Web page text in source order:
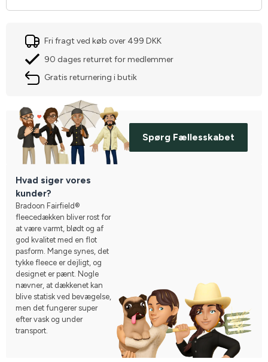
Fri fragt ved køb over 499 DKK
90 dages returret for medlemmer
Gratis returnering i butik
Spørg Fællesskabet
Hvad siger vores
kunder?
Bradoon Fairfield®
fleecedækken bliver rost for
at være varmt, blødt og af
god kvalitet med en flot
pasform. Mange synes, det
tykke fleece er dejligt, og
designet er pænt. Nogle
nævner, at dækkenet kan
blive statisk ved bevægelse,
men det fungerer super
efter vask og under
transport.